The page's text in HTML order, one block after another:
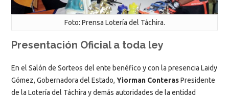
Foto: Prensa Lotería del Táchira.
Presentación Oficial a toda ley
En el Salón de Sorteos del ente benéfico y con la presencia Laidy
Gómez, Gobernadora del Estado, Yiorman ConterasPresidente
de la Lotería del Táchira y demás autoridades de la entidad